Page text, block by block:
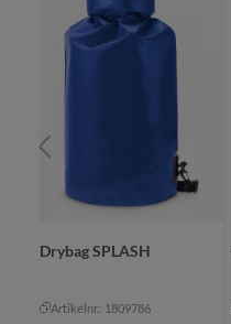
Drybag SPLASH
Artikelnr.: 1809786